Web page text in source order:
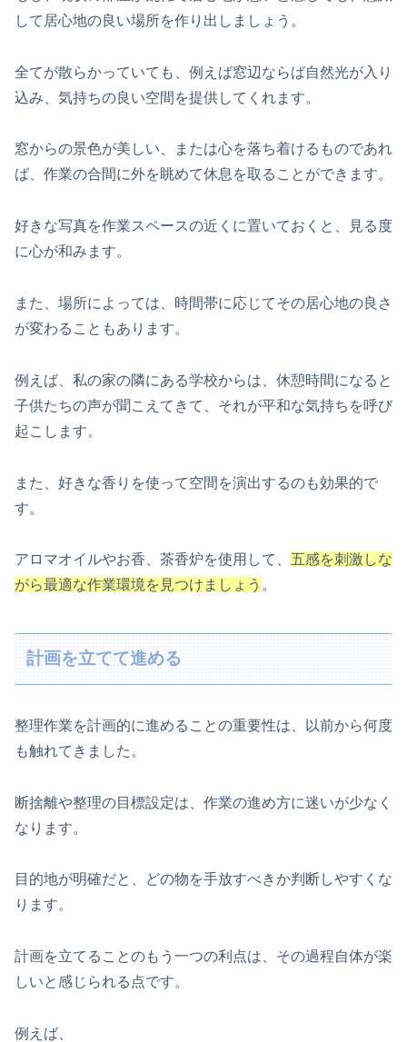
して居心地の良い場所を作り出しましょう。
全てが散らかっていても、例えば窓辺ならば自然光が入り
込み、気持ちの良い空間を提供してくれます。
窓からの景色が美しい、または心を落ち着けるものであれ
ば、作業の合間に外を眺めて休息を取ることができます。
好きな写真を作業スペースの近くに置いておくと、見る度
に心が和みます。
また、場所によっては、時間帯に応じてその居心地の良さ
が変わることもあります。
例えば、私の家の隣にある学校からは、休憩時間になると
子供たちの声が聞こえてきて、それが平和な気持ちを呼び
起こします。
また、好きな香りを使って空間を演出するのも効果的で
す。
アロマオイルやお香、茶香炉を使用して、 五感を刺激しな
がら最適な作業環境を見つけましょう 。
計画を立てて進める
整理作業を計画的に進めることの重要性は、以前から何度
も触れてきました。
断捨離や整理の目標設定は、作業の進め方に迷いが少なく
なります。
目的地が明確だと、どの物を手放すべきか判断しやすくな
ります。
計画を立てることのもう一つの利点は、その過程自体が楽
しいと感じられる点です。
例えば、